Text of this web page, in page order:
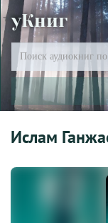
уКниг
Ислам